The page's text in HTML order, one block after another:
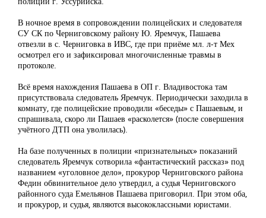
В ночное время в сопровождении полицейских и следователя
СУ СК по Черниговскому району Ю. Яремчук, Пашаева
отвезли в с. Черниговка в ИВС, где при приёме мл. л-т Мех
осмотрел его и зафиксировал многочисленные травмы в
протоколе.
Всё время нахождения Пашаева в ОП г. Владивостока там
присутствовала следователь Яремчук. Периодически заходила в
комнату, где полицейские проводили «беседы» с Пашаевым, и
спрашивала, скоро ли Пашаев «расколется» (после совершения
учётного ДТП она уволилась).
На базе полученных в полиции «признательных» показаний
следователь Яремчук сотворила «фантастический рассказ» под
названием «уголовное дело», прокурор Черниговского района
Федин обвинительное дело утвердил, а судья Черниговского
районного суда Емельянов Пашаева приговорил. При этом оба,
и прокурор, и судья, являются высококлассными юристами.